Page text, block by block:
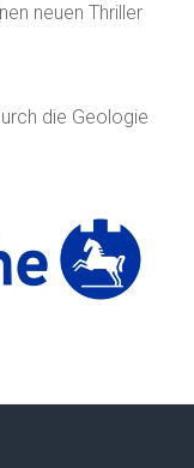
neuen Thriller
die Geologie